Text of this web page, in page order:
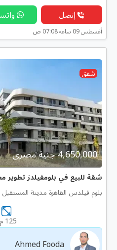
إتصل
أغسطس 09 ساعه 07:08 ص
شقق
4,650,000 جنية مصرى
شقة للبيع في بلومفيلدز
بلوم فيلدس القاهرة مدينة المستقبل
125 م
Ahmed Fooda